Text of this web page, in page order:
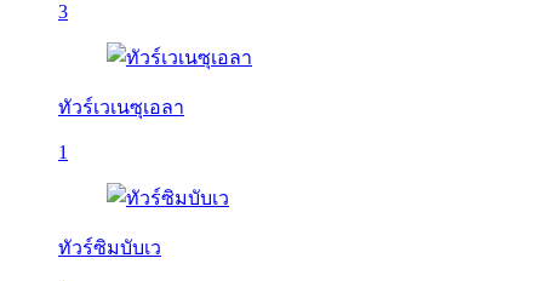
3
ทัวร์เวเนซุเอลา
1
ทัวร์ซิมบับเว